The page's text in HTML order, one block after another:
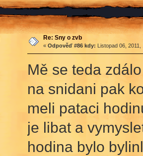
Re: Sny o zvb
« Odpověď #86 kdy: Listopad 06,
Mě se teda
na snidani pak
meli pataci
je libat a
hodina bylo